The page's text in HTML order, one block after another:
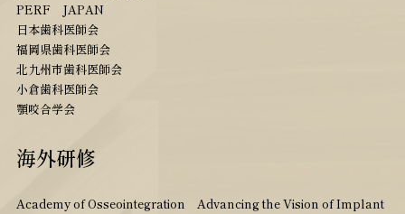
PERF JAPAN
日本歯科医師会
福岡県歯科医師会
北九州市歯科医師会
小倉歯科医師会
顎咬合学会
海外研修
Academy of Osseointegration Advancing the Vision of Implant